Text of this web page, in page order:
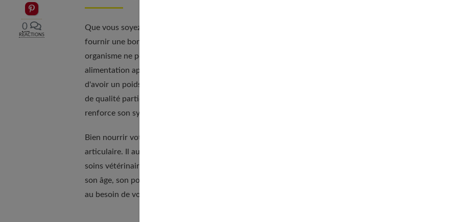
Epingler sur Pinterest
0
RÉACTIONS
Que vous soyez le maître d'un chien, d'un chat, d'un hamster ou même d'un poisson, vous devez veiller à
fournir une bonne alimentation à votre animal de compagnie. Tout comme les êtres humains, leur
organisme ne peut fonctionner normalement sans un certain nombre de nutriments. Une bonne
alimentation apporte ainsi à votre animal
d'avoir un poids stable et normal, des poils doux et brillants, ainsi qu'un bon physique. Une alimentation
de qualité participe également au bon développement du cerveau de votre animal de compagnie,
renforce son système immunitaire et l'aide à gagner en vitalité.
Bien nourrir votre animal de compagnie a aussi un effet positif sur sa santé dentaire, urinaire et
articulaire. Il aura alors
soins vétérinaires. N'oubliez pas que
son âge, son poids, sa race ou son état de santé. Optez donc pour une alimentation sur mesure adaptée
au besoin de votre compagnon à quatre pattes.